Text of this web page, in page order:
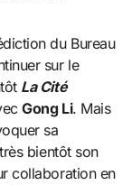
du Bureau
sur le
La Cité
Gong Li. Mais
sa
bientôt son
collaboration en